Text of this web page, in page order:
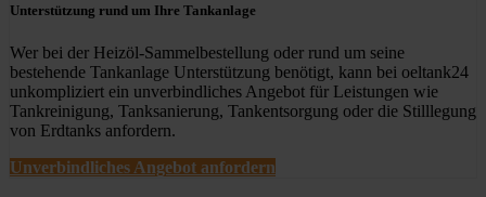
Unterstützung rund um Ihre Tankanlage
Wer bei der Heizöl-Sammelbestellung oder rund um seine
bestehende Tankanlage Unterstützung benötigt, kann bei oeltank24
unkompliziert ein unverbindliches Angebot für Leistungen wie
Tankreinigung, Tanksanierung, Tankentsorgung oder die Stilllegung
von Erdtanks anfordern.
Unverbindliches Angebot anfordern